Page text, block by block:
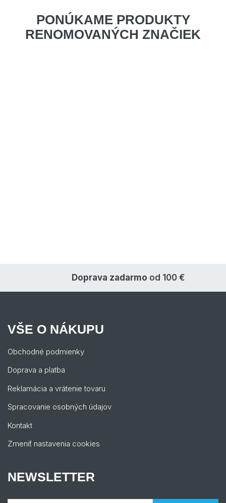
PONÚKAME PRODUKTY
RENOMOVANÝCH ZNAČIEK
Doprava zadarmo od 100 €
VŠE O NÁKUPU
Obchodné podmienky
Doprava a platba
Reklamácia a vrátenie tovaru
Spracovanie osobných údajov
Kontakt
Zmeniť nastavenia cookies
NEWSLETTER